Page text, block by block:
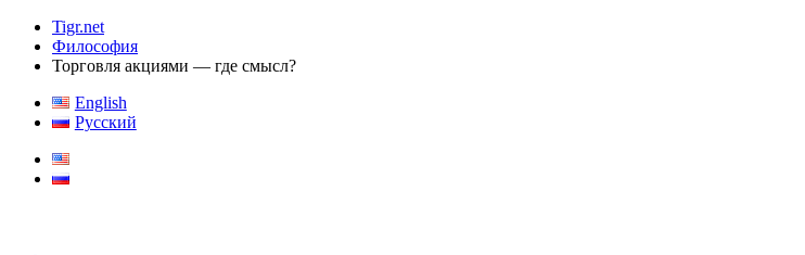
Tigr.net
Философия
Торговля акциями — где смысл?
English
Русский